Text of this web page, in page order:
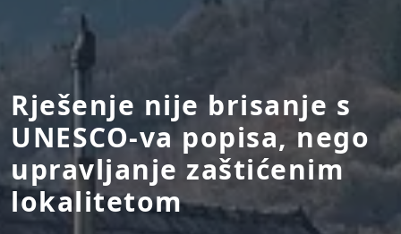
Rješenje nije brisanje s
UNESCO-va popisa, nego
upravljanje zaštićenim
lokalitetom